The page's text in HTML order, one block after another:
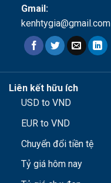
Gmail:
kenhtygia@gmail.com
Liên kết hữu ích
USD to VND
EUR to VND
Chuyển đổi tiền tệ
Tỷ giá hôm nay